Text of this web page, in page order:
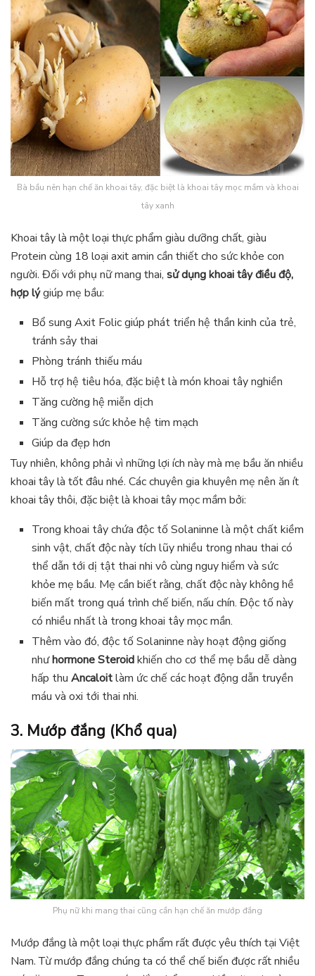
Bà bầu nên hạn chế ăn khoai tây, đặc biệt là khoai tây mọc mầm và khoai
tây xanh
Khoai tây là một loại thực phẩm giàu dưỡng chất, giàu
Protein cùng 18 loại axit amin cần thiết cho sức khỏe con
người. Đối với phụ nữ mang thai, sử dụng khoai tây điều độ,
hợp lýgiúp mẹ bầu:
Bổ sung Axit Folic giúp phát triển hệ thần kinh của trẻ,
tránh sảy thai
Phòng tránh thiếu máu
Hỗ trợ hệ tiêu hóa, đặc biệt là món khoai tây nghiền
Tăng cường hệ miễn dịch
Tăng cường sức khỏe hệ tim mạch
Giúp da đẹp hơn
Tuy nhiên, không phải vì những lợi ích này mà mẹ bầu ăn nhiều
khoai tây là tốt đâu nhé. Các chuyên gia khuyên mẹ nên ăn ít
khoai tây thôi, đặc biệt là khoai tây mọc mầm bởi:
Trong khoai tây chứa độc tố Solaninne là một chất kiềm
sinh vật, chất độc này tích lũy nhiều trong nhau thai có
thể dẫn tới dị tật thai nhi vô cùng nguy hiểm và sức
khỏe mẹ bầu. Mẹ cần biết rằng, chất độc này không hề
biến mất trong quá trình chế biến, nấu chín. Độc tố này
có nhiều nhất là trong khoai tây mọc mần.
Thêm vào đó, độc tố Solaninne này hoạt động giống
nhưhormone Steroidkhiến cho cơ thể mẹ bầu dễ dàng
hấp thu Ancaloitlàm ức chế các hoạt động dẫn truyền
máu và oxi tới thai nhi.
3. Mướp đắng (Khổ qua)
Phụ nữ khi mang thai cũng cần hạn chế ăn mướp đắng
Mướp đắng là một loại thực phẩm rất được yêu thích tại Việt
Nam. Từ mướp đắng chúng ta có thể chế biến được rất nhiều